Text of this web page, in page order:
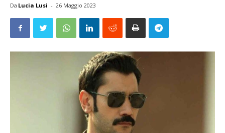
Da Lucia Lusi - 26 Maggio 2023